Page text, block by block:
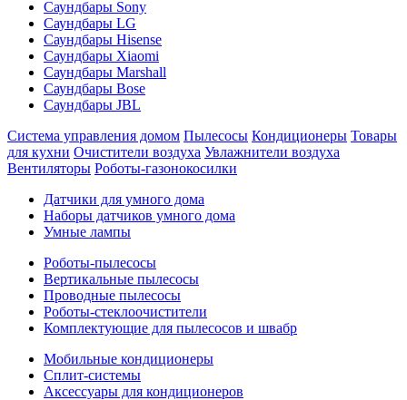
Саундбары Sony
Саундбары LG
Саундбары Hisense
Саундбары Xiaomi
Саундбары Marshall
Саундбары Bose
Саундбары JBL
Система управления домом Пылесосы Кондиционеры Товары
для кухни Очистители воздуха Увлажнители воздуха
Вентиляторы Роботы-газонокосилки
Датчики для умного дома
Наборы датчиков умного дома
Умные лампы
Роботы-пылесосы
Вертикальные пылесосы
Проводные пылесосы
Роботы-стеклоочистители
Комплектующие для пылесосов и швабр
Мобильные кондиционеры
Сплит-системы
Аксессуары для кондиционеров